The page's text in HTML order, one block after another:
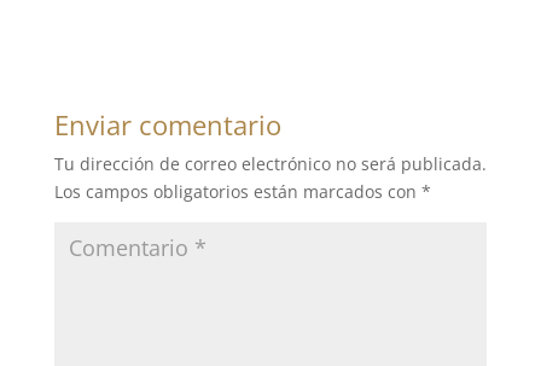
Enviar comentario
Tu dirección de correo electrónico no será publicada.
Los campos obligatorios están marcados con *